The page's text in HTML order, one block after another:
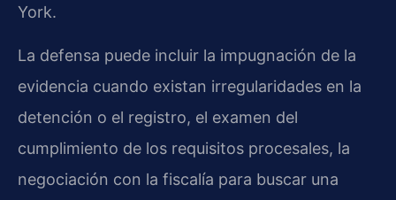
York.
La defensa puede incluir la impugnación de la
evidencia cuando existan irregularidades en la
detención o el registro, el examen del
cumplimiento de los requisitos procesales, la
negociación con la fiscalía para buscar una